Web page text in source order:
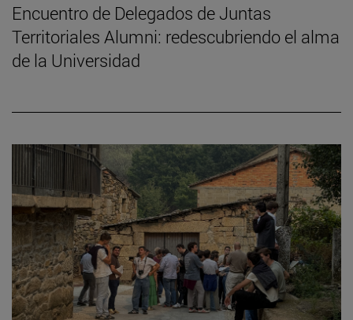
Encuentro de Delegados de Juntas
Territoriales Alumni: redescubriendo el alma
de la Universidad